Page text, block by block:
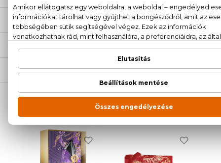
ÉRTÉKELÉSEK (0)
NEKED AJÁNLJUK